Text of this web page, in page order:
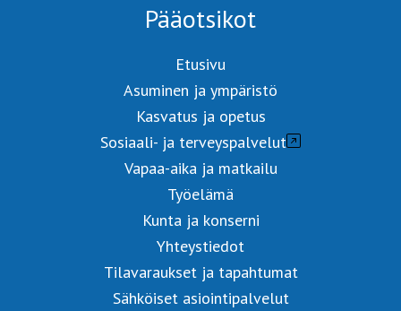
Pääotsikot
Etusivu
Asuminen ja ympäristö
Kasvatus ja opetus
Sosiaali- ja terveyspalvelut
Vapaa-aika ja matkailu
Työelämä
Kunta ja konserni
Yhteystiedot
Tilavaraukset ja tapahtumat
Sähköiset asiointipalvelut